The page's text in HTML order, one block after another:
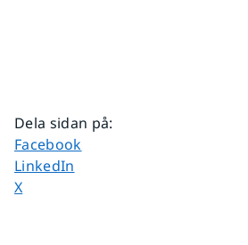
Dela sidan på:
Dela sidan på
Facebook
Dela sidan på
LinkedIn
Dela sidan på
X